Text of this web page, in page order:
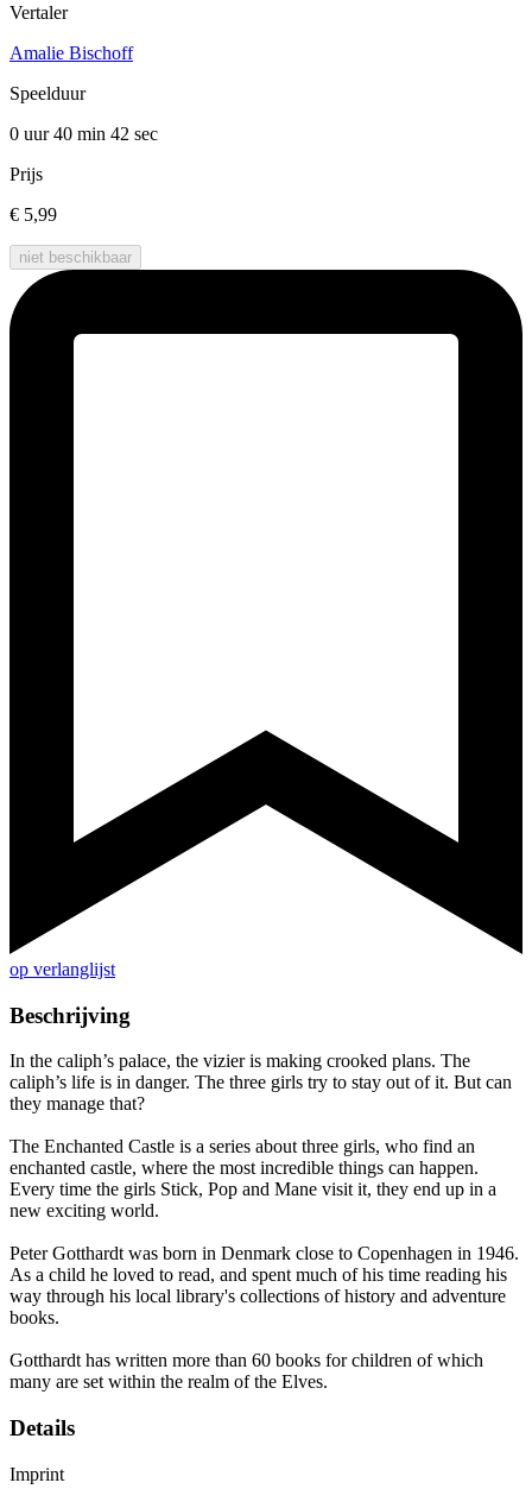
Vertaler
Amalie Bischoff
Speelduur
0 uur 40 min 42 sec
Prijs
€ 5,99
niet beschikbaar
op verlanglijst
Beschrijving
In the caliph’s palace, the vizier is making crooked plans. The
caliph’s life is in danger. The three girls try to stay out of it. But can
they manage that?
The Enchanted Castle is a series about three girls, who find an
enchanted castle, where the most incredible things can happen.
Every time the girls Stick, Pop and Mane visit it, they end up in a
new exciting world.
Peter Gotthardt was born in Denmark close to Copenhagen in 1946.
As a child he loved to read, and spent much of his time reading his
way through his local library's collections of history and adventure
books.
Gotthardt has written more than 60 books for children of which
many are set within the realm of the Elves.
Details
Imprint